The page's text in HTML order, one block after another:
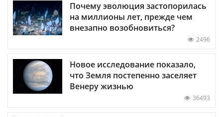
Почему эволюция застопорилась
на миллионы лет, прежде чем
внезапно возобновиться?
2496
Новое исследование показало,
что Земля постепенно заселяет
Венеру жизнью
36493